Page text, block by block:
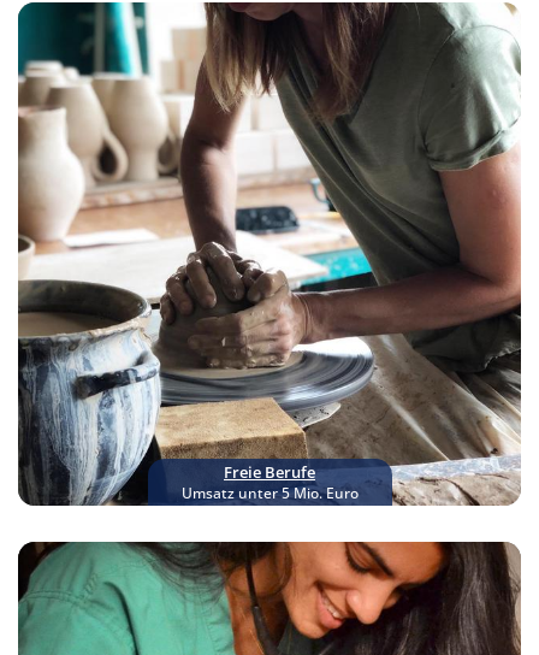
Freie Berufe
Umsatz unter 5 Mio. Euro